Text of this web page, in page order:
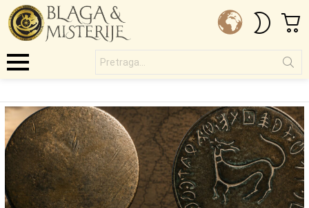
SKIN
VINKOVCI
SUBTERMS
LATEST
STORIES